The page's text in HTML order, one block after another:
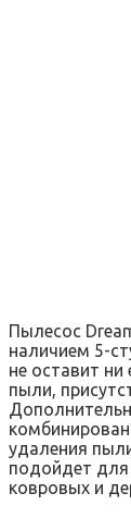
Пылесос
наличием 5-
не оставит
пыли,
удаления
подойдет для
ковровых и